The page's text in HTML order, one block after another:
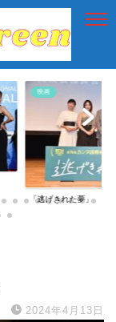
映画
「逃げきれた夢」
2024年4月13日